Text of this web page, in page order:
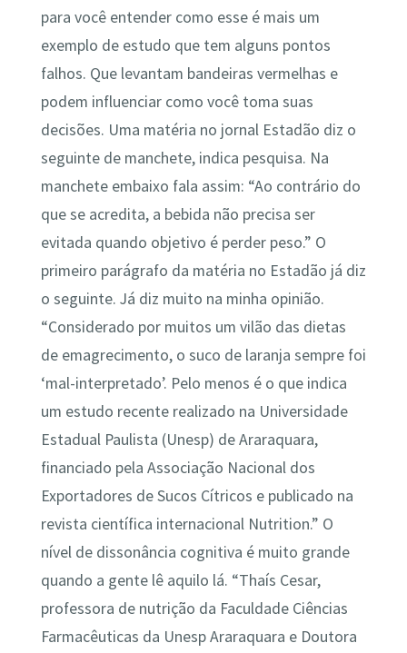
para você entender como esse é mais um
exemplo de estudo que tem alguns pontos
falhos. Que levantam bandeiras vermelhas e
podem influenciar como você toma suas
decisões. Uma matéria no jornal Estadão diz o
seguinte de manchete, indica pesquisa. Na
manchete embaixo fala assim: “Ao contrário do
que se acredita, a bebida não precisa ser
evitada quando objetivo é perder peso.” O
primeiro parágrafo da matéria no Estadão já diz
o seguinte. Já diz muito na minha opinião.
“Considerado por muitos um vilão das dietas
de emagrecimento, o suco de laranja sempre foi
‘mal-interpretado’. Pelo menos é o que indica
um estudo recente realizado na Universidade
Estadual Paulista (Unesp) de Araraquara,
financiado pela Associação Nacional dos
Exportadores de Sucos Cítricos e publicado na
revista científica internacional Nutrition.” O
nível de dissonância cognitiva é muito grande
quando a gente lê aquilo lá. “Thaís Cesar,
professora de nutrição da Faculdade Ciências
Farmacêuticas da Unesp Araraquara e Doutora